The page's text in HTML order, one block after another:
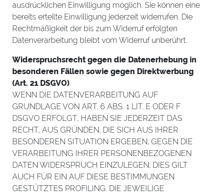
ausdrücklichen Einwilligung möglich. Sie können eine
bereits erteilte Einwilligung jederzeit widerrufen. Die
Rechtmäßigkeit der bis zum Widerruf erfolgten
Datenverarbeitung bleibt vom Widerruf unberührt.
Widerspruchsrecht gegen die Datenerhebung in
besonderen Fällen sowie gegen Direktwerbung
(Art. 21 DSGVO)
WENN DIE DATENVERARBEITUNG AUF
GRUNDLAGE VON ART. 6 ABS. 1 LIT. E ODER F
DSGVO ERFOLGT, HABEN SIE JEDERZEIT DAS
RECHT, AUS GRÜNDEN, DIE SICH AUS IHRER
BESONDEREN SITUATION ERGEBEN, GEGEN DIE
VERARBEITUNG IHRER PERSONENBEZOGENEN
DATEN WIDERSPRUCH EINZULEGEN; DIES GILT
AUCH FÜR EIN AUF DIESE BESTIMMUNGEN
GESTÜTZTES PROFILING. DIE JEWEILIGE